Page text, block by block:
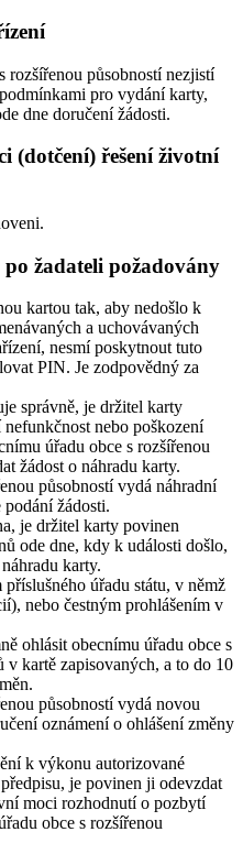
rozšířenou působností nezjistí
pro vydání karty,
dne doručení žádosti.
(dotčení) řešení životní
žadateli požadovány
kartou tak, aby nedošlo k
a uchovávaných
nesmí poskytnout tuto
PIN. Je zodpovědný za
správně, je držitel karty
nebo poškození
úřadu obce s rozšířenou
žádost o náhradu karty.
působností vydá náhradní
žádosti.
je držitel karty povinen
ode dne, kdy k události došlo,
karty.
úřadu státu, v němž
nebo čestným prohlášením v
ohlásit obecnímu úřadu obce s
v kartě zapisovaných, a to do 10
působností vydá novou
oznámení o ohlášení změny
k výkonu autorizované
je povinen ji odevzdat
moci rozhodnutí o pozbytí
obce s rozšířenou